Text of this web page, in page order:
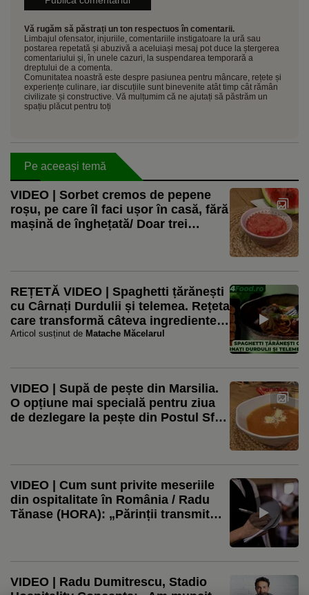
Vă rugăm să păstrați un ton respectuos în comentarii.
Limbajul ofensator, injuriile, comentariile instigatoare la ură sau
postarea repetată și abuzivă a aceluiași mesaj pot duce la ștergerea
comentariului și, în unele cazuri, la suspendarea temporară a
dreptului de a comenta.
Comunitatea noastră este despre pasiunea pentru mâncare, rețete și
experiențe culinare, iar discuțiile sunt binevenite atât timp cât rămân
civilizate și constructive. Vă mulțumim că ne ajutați să păstrăm un
spațiu plăcut pentru toți
Pe aceeași temă
VIDEO | Sorbet cremos de pepene
roșu, pe care îl faci ușor în casă, fără
mașină de înghețată/ Doar trei
REȚETĂ VIDEO | Spaghetti țărănești
cu Cârnați Durdulii și telemea. Rețeta
care transformă câteva ingrediente
simple într-o masă plină de gust
Articol susținut de Matache Măcelarul
VIDEO | Supă de pește din Marsilia.
O opțiune mai specială pentru ziua
de dezlegare la pește din Postul Sf.
VIDEO | Cum sunt privite meseriile
din ospitalitate în România / Radu
Tănase (HORA): „Părinții transmit
Stadio): „Poți ajunge de la picol la
VIDEO | Radu Dumitrescu, Stadio